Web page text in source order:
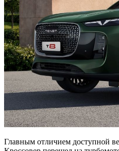
Главным отличием доступной